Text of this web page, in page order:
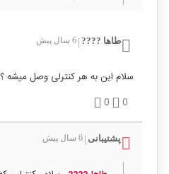
طاها ???? 6 سال پیش
سلام این به هر کنترلی وصل میشه ؟
0
0
پشتیبانی 6 سال پیش